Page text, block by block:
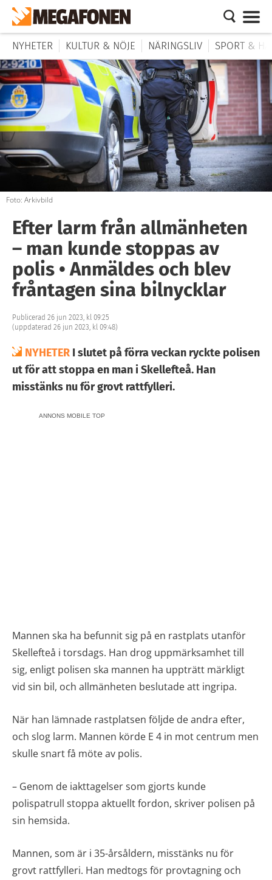
NYHETER KULTUR & NÖJE NÄRINGSLIV SPORT &
Foto: Arkivbild
Efter larm från allmänheten
– man kunde stoppas av
polis • Anmäldes och blev
fråntagen sina bilnycklar
Publicerad 26 jun 2023, kl 09:25
(uppdaterad 26 jun 2023, kl 09:48)
NYHETER I slutet på förra veckan ryckte polisen
ut för att stoppa en man i Skellefteå. Han
misstänks nu för grovt rattfylleri.
ANNONS MOBILE TOP
Mannen ska ha befunnit sig på en rastplats utanför
Skellefteå i torsdags. Han drog uppmärksamhet till
sig, enligt polisen ska mannen ha uppträtt märkligt
vid sin bil, och allmänheten beslutade att ingripa.
När han lämnade rastplatsen följde de andra efter,
och slog larm. Mannen körde E 4 in mot centrum men
skulle snart få möte av polis.
– Genom de iakttagelser som gjorts kunde
polispatrull stoppa aktuellt fordon, skriver polisen på
sin hemsida.
Mannen, som är i 35-årsåldern, misstänks nu för
grovt rattfylleri. Han medtogs för provtagning och